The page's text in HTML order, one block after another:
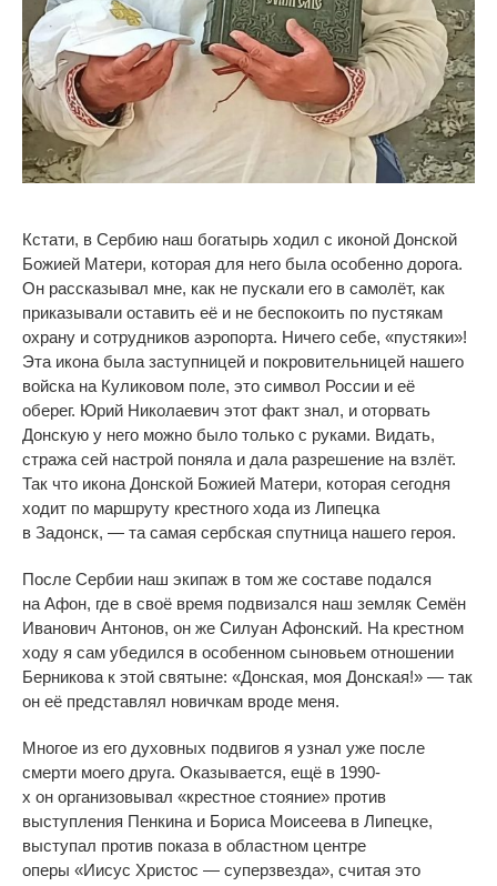
Кстати, в Сербию наш богатырь ходил с иконой Донской
Божией Матери, которая для него была особенно дорога.
Он рассказывал мне, как не пускали его в самолёт, как
приказывали оставить её и не беспокоить по пустякам
охрану и сотрудников аэропорта. Ничего себе, «пустяки»!
Эта икона была заступницей и покровительницей нашего
войска на Куликовом поле, это символ России и её
оберег. Юрий Николаевич этот факт знал, и оторвать
Донскую у него можно было только с руками. Видать,
стража сей настрой поняла и дала разрешение на взлёт.
Так что икона Донской Божией Матери, которая сегодня
ходит по маршруту крестного хода из Липецка
в Задонск, — та самая сербская спутница нашего героя.
После Сербии наш экипаж в том же составе подался
на Афон, где в своё время подвизался наш земляк Семён
Иванович Антонов, он же Силуан Афонский. На крестном
ходу я сам убедился в особенном сыновьем отношении
Берникова к этой святыне: «Донская, моя Донская!» — так
он её представлял новичкам вроде меня.
Многое из его духовных подвигов я узнал уже после
смерти моего друга. Оказывается, ещё в 1990-
х он организовывал «крестное стояние» против
выступления Пенкина и Бориса Моисеева в Липецке,
выступал против показа в областном центре
оперы «Иисус Христос — суперзвезда», считая это